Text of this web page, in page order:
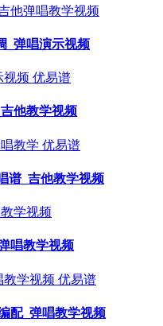
_弹唱演示视频
他教学视频
谱_吉他教学视频
唱教学视频
配_弹唱教学视频